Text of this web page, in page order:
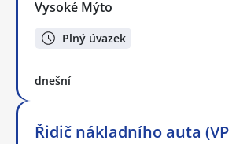
Vysoké Mýto
Plný úvazek
dnešní
Řidič nákladního auta (VP